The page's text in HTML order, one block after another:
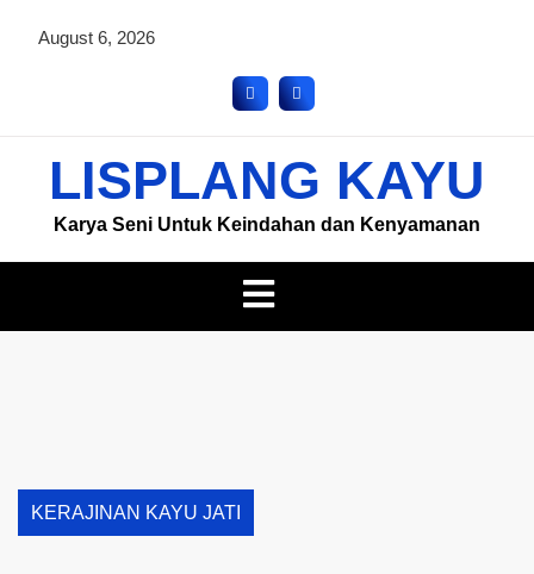
August 6, 2026
LISPLANG KAYU
Karya Seni Untuk Keindahan dan Kenyamanan
KERAJINAN KAYU JATI